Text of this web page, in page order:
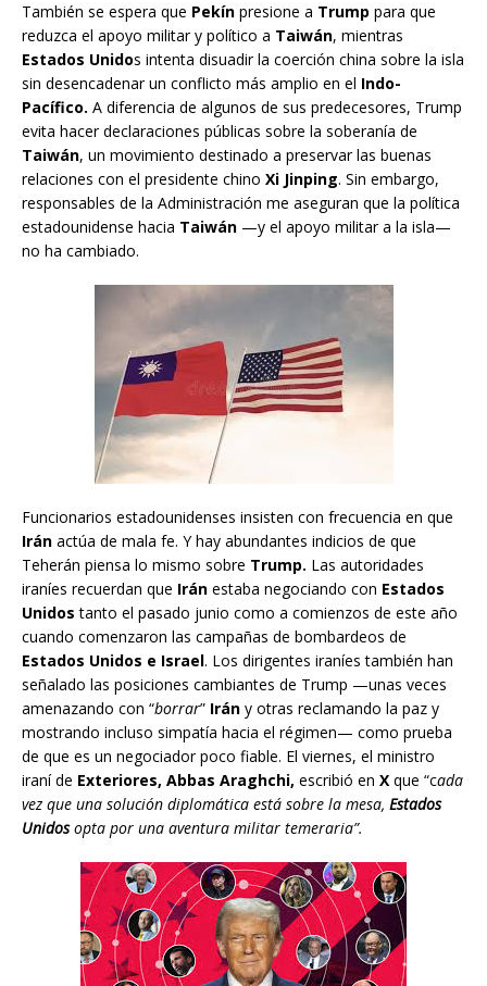
También se espera que Pekín presione a Trump para que
reduzca el apoyo militar y político a Taiwán, mientras
Estados Unidos intenta disuadir la coerción china sobre la isla
sin desencadenar un conflicto más amplio en el Indo-
Pacífico. A diferencia de algunos de sus predecesores, Trump
evita hacer declaraciones públicas sobre la soberanía de
Taiwán, un movimiento destinado a preservar las buenas
relaciones con el presidente chino Xi Jinping. Sin embargo,
responsables de la Administración me aseguran que la política
estadounidense hacia Taiwán —y el apoyo militar a la isla—
no ha cambiado.
Funcionarios estadounidenses insisten con frecuencia en que
Irán actúa de mala fe. Y hay abundantes indicios de que
Teherán piensa lo mismo sobre Trump. Las autoridades
iraníes recuerdan que Irán estaba negociando con Estados
Unidos tanto el pasado junio como a comienzos de este año
cuando comenzaron las campañas de bombardeos de
Estados Unidos e Israel. Los dirigentes iraníes también han
señalado las posiciones cambiantes de Trump —unas veces
amenazando con “borrar” Irán y otras reclamando la paz y
mostrando incluso simpatía hacia el régimen— como prueba
de que es un negociador poco fiable. El viernes, el ministro
iraní de Exteriores, Abbas Araghchi, escribió en X que “cada
vez que una solución diplomática está sobre la mesa, Estados
Unidosopta por una aventura militar temeraria”.